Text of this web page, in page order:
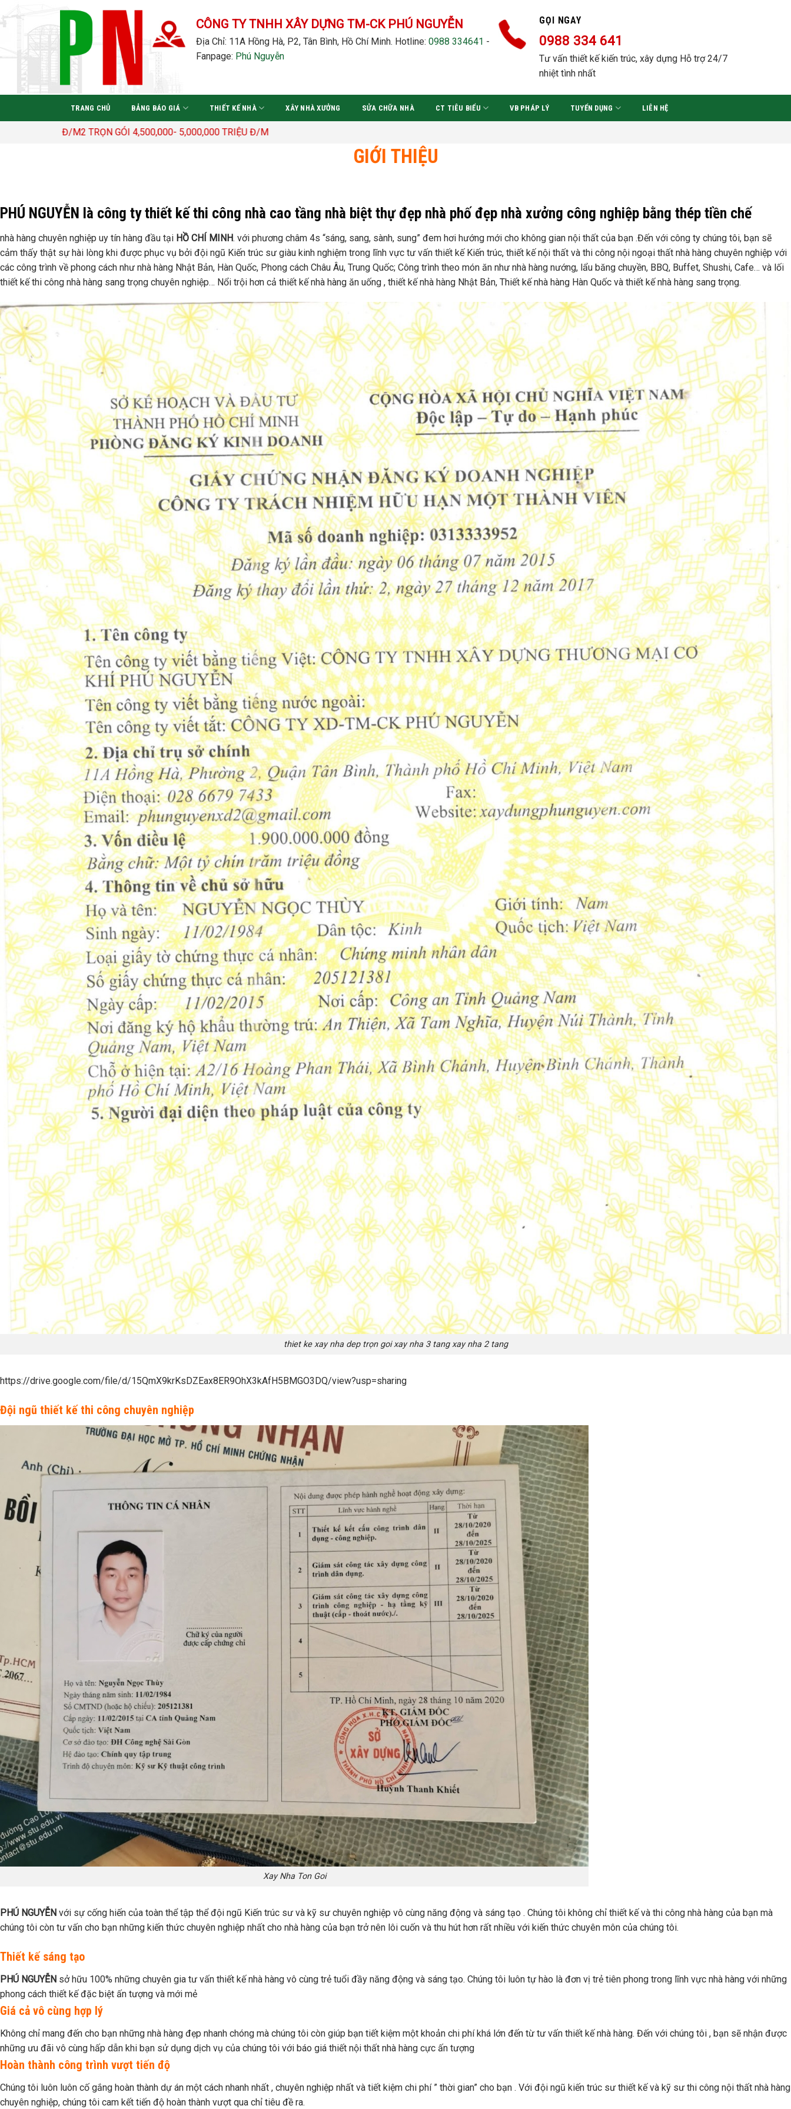
qua
CÔNG TY TNHH XÂY DỰNG TM-CK PHÚ NGUYỄN
Địa Chỉ: 11A Hồng Hà, P2, Tân Bình, Hồ Chí Minh. Hotline: 0988 334641 -
Fanpage: Phú Nguyễn
GỌI NGAY
0988 334 641
Tư vấn thiết kế kiến trúc, xây dựng Hỗ trợ 24/7
nhiệt tình nhất
TRANG CHỦ BẢNG BÁO GIÁ THIẾT KẾ NHÀ XÂY NHÀ XƯỞNG SỬA CHỮA NHÀ CT TIÊU BIỂU VB PHÁP LÝ TUYỂN DỤNG LIÊN HỆ
GÓI 4,500,000- 5,000,000 TRIỆU Đ/M
GIỚI THIỆU
PHÚ NGUYỄN là công ty thiết kế thi công nhà cao tầng nhà biệt thự đẹp nhà phố đẹp nhà xưởng công nghiệp bằng thép tiền chế
nhà hàng chuyên nghiệp uy tín hàng đầu tại HỒ CHÍ MINH. với phương châm 4s “sáng, sang, sành, sung” đem hơi hướng mới cho không gian nội thất của bạn .Đến với công ty chúng tôi, bạn sẽ
cảm thấy thật sự hài lòng khi được phục vụ bởi đội ngũ Kiến trúc sư giàu kinh nghiệm trong lĩnh vực tư vấn thiết kế Kiến trúc, thiết kế nội thất và thi công nội ngoại thất nhà hàng chuyên nghiệp với
các công trình về phong cách như nhà hàng Nhật Bản, Hàn Quốc, Phong cách Châu Âu, Trung Quốc; Công trình theo món ăn như nhà hàng nướng, lẩu băng chuyền, BBQ, Buffet, Shushi, Cafe… và lối
thiết kế thi công nhà hàng sang trọng chuyên nghiệp… Nổi trội hơn cả thiết kế nhà hàng ăn uống , thiết kế nhà hàng Nhật Bản, Thiết kế nhà hàng Hàn Quốc và thiết kế nhà hàng sang trọng.
thiet ke xay nha dep trọn goi xay nha 3 tang xay nha 2 tang
https://drive.google.com/file/d/15QmX9krKsDZEax8ER9OhX3kAfH5BMGO3DQ/view?usp=sharing
Đội ngũ thiết kế thi công chuyên nghiệp
Xay Nha Ton Goi
PHÚ NGUYỄN với sự cống hiến của toàn thể tập thể đội ngũ Kiến trúc sư và kỹ sư chuyên nghiệp vô cùng năng động và sáng tạo . Chúng tôi không chỉ thiết kế và thi công nhà hàng của bạn mà
chúng tôi còn tư vấn cho bạn những kiến thức chuyên nghiệp nhất cho nhà hàng của bạn trở nên lôi cuốn và thu hút hơn rất nhiều với kiến thức chuyên môn của chúng tôi.
Thiết kế sáng tạo
PHÚ NGUYỄN sở hữu 100% những chuyên gia tư vấn thiết kế nhà hàng vô cùng trẻ tuổi đầy năng động và sáng tạo. Chúng tôi luôn tự hào là đơn vị trẻ tiên phong trong lĩnh vực nhà hàng với những
phong cách thiết kế đặc biệt ấn tượng và mới mẻ
Giá cả vô cùng hợp lý
Không chỉ mang đến cho bạn những nhà hàng đẹp nhanh chóng mà chúng tôi còn giúp bạn tiết kiệm một khoản chi phí khá lớn đến từ tư vấn thiết kế nhà hàng. Đến với chúng tôi , bạn sẽ nhận được
những ưu đãi vô cùng hấp dẫn khi bạn sử dụng dịch vụ của chúng tôi với báo giá thiết nội thất nhà hàng cực ấn tượng
Hoàn thành công trình vượt tiến độ
Chúng tôi luôn luôn cố gắng hoàn thành dự án một cách nhanh nhất , chuyên nghiệp nhất và tiết kiệm chi phí ” thời gian” cho bạn . Với đội ngũ kiến trúc sư thiết kế và kỹ sư thi công nội thất nhà hàng
chuyên nghiệp, chúng tôi cam kết tiến độ hoàn thành vượt qua chỉ tiêu đề ra.